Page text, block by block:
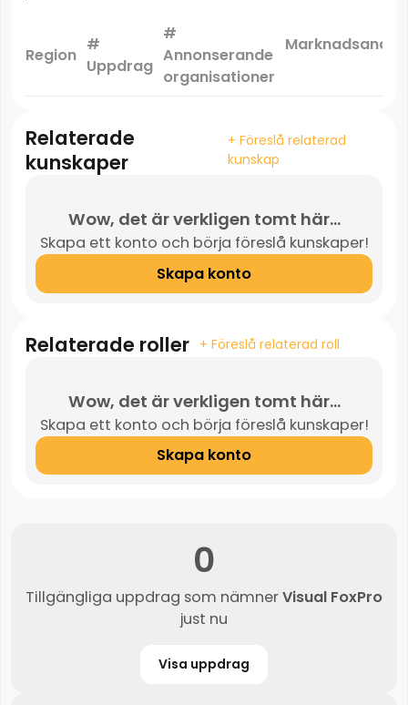
Region
#
Uppdrag
#
Annonserande
organisationer
Marknadsandel
Relaterade
kunskaper
+ Föreslå relaterad
kunskap
Wow, det är verkligen tomt här...
Skapa ett konto och börja föreslå kunskaper!
Skapa konto
Relaterade roller + Föreslå relaterad roll
Wow, det är verkligen tomt här...
Skapa ett konto och börja föreslå kunskaper!
Skapa konto
0
Tillgängliga uppdrag som nämnerVisual FoxPro
just nu
Visa uppdrag